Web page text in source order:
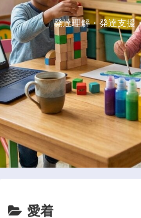
発達理解・発達支援
愛着